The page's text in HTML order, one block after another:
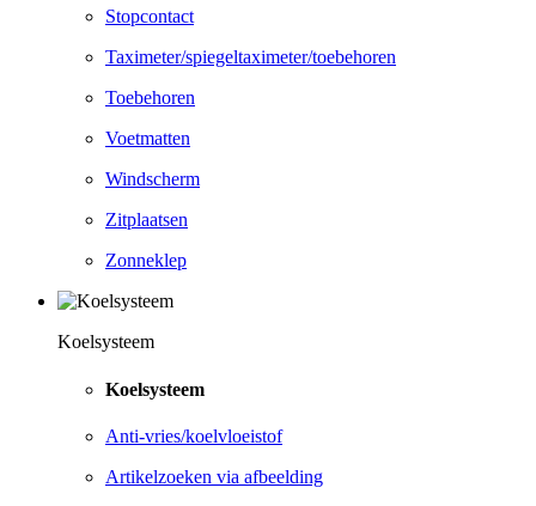
Stopcontact
Taximeter/spiegeltaximeter/toebehoren
Toebehoren
Voetmatten
Windscherm
Zitplaatsen
Zonneklep
Koelsysteem
Koelsysteem
Anti-vries/koelvloeistof
Artikelzoeken via afbeelding